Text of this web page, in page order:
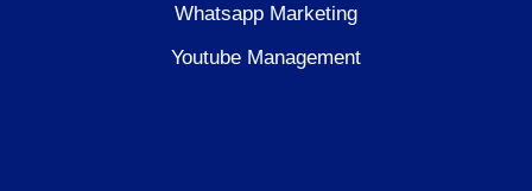
Whatsapp Marketing
Youtube Management